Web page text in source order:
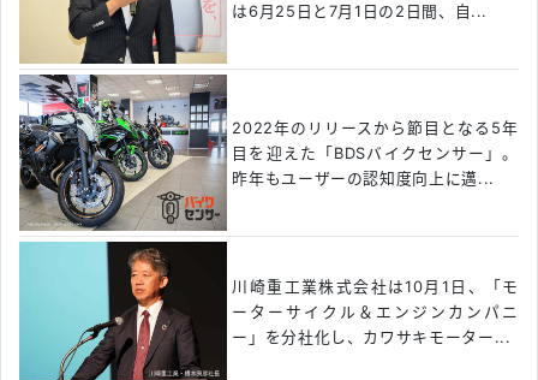
は6月25日と7月1日の2日間、自...
2022年のリリースから節目となる5年
目を迎えた「BDSバイクセンサー」。
昨年もユーザーの認知度向上に邁...
川崎重工業株式会社は10月1日、「モ
ーターサイクル＆エンジンカンパニ
ー」を分社化し、カワサキモーター...